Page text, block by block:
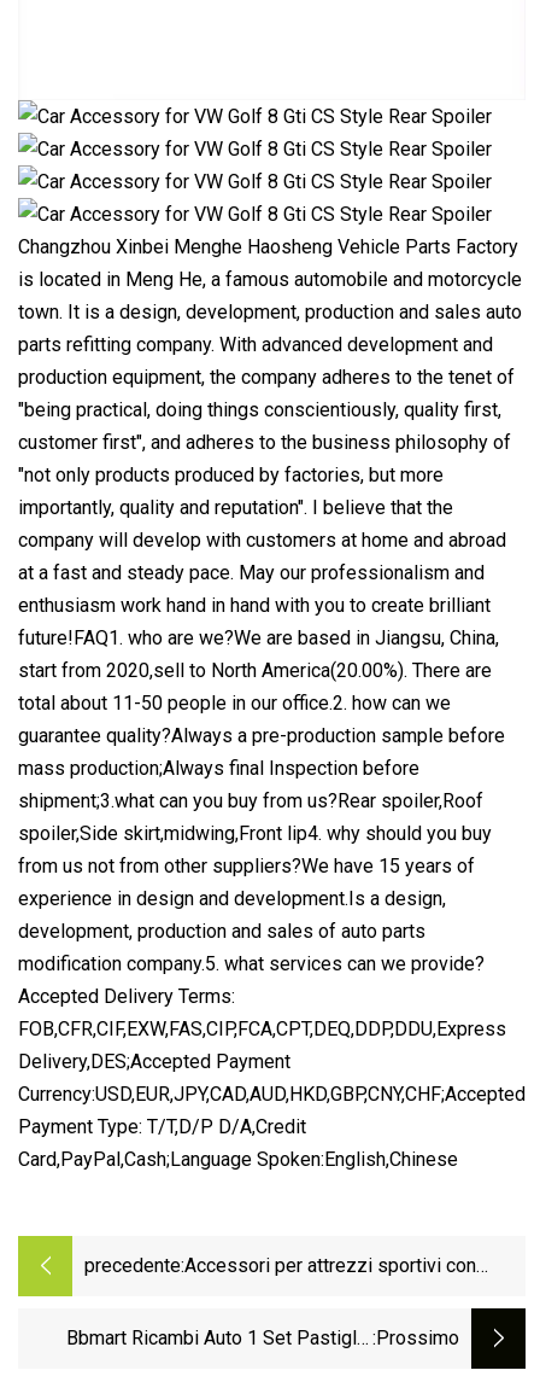
Changzhou Xinbei Menghe Haosheng Vehicle Parts Factory
is located in Meng He, a famous automobile and motorcycle
town. It is a design, development, production and sales auto
parts refitting company. With advanced development and
production equipment, the company adheres to the tenet of
"being practical, doing things conscientiously, quality first,
customer first", and adheres to the business philosophy of
"not only products produced by factories, but more
importantly, quality and reputation". I believe that the
company will develop with customers at home and abroad
at a fast and steady pace. May our professionalism and
enthusiasm work hand in hand with you to create brilliant
future!FAQ1. who are we?We are based in Jiangsu, China,
start from 2020,sell to North America(20.00%). There are
total about 11-50 people in our office.2. how can we
guarantee quality?Always a pre-production sample before
mass production;Always final Inspection before
shipment;3.what can you buy from us?Rear spoiler,Roof
spoiler,Side skirt,midwing,Front lip4. why should you buy
from us not from other suppliers?We have 15 years of
experience in design and development.Is a design,
development, production and sales of auto parts
modification company.5. what services can we provide?
Accepted Delivery Terms:
FOB,CFR,CIF,EXW,FAS,CIP,FCA,CPT,DEQ,DDP,DDU,Express
Delivery,DES;Accepted Payment
Currency:USD,EUR,JPY,CAD,AUD,HKD,GBP,CNY,CHF;Accepted
Payment Type: T/T,D/P D/A,Credit
Card,PayPal,Cash;Language Spoken:English,Chinese
precedente:Accessori per attrezzi sportivi con
golf, metallo per aeromobili, puntali per
Bbmart Ricambi Auto 1 Set Pastiglie :Prossimo